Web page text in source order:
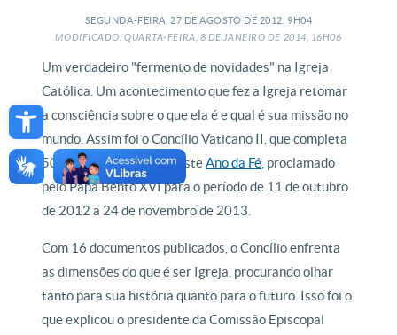
Open toolbar
SEGUNDA-FEIRA, 27 DE AGOSTO DE 2012, 9H04
MODIFICADO: QUARTA-FEIRA, 8 DEJANEIRO DE 2014, 16H06
Um verdadeiro "fermento de novidades" na Igreja
Católica. Um acontecimento que fez a Igreja retomar
a consciência sobre o que ela é e qual é sua missão no
mundo. Assim foi o Concílio Vaticano II, que completa
50 anos de existência nesteAno da Fé , proclamado
pelo Papa Bento XVI para o período de 11 de outubro
de 2012 a 24 de novembro de 2013.
Com 16 documentos publicados, o Concílio enfrenta
as dimensões do que é ser Igreja, procurando olhar
tanto para sua história quanto para o futuro. Isso foi o
que explicou o presidente da Comissão Episcopal